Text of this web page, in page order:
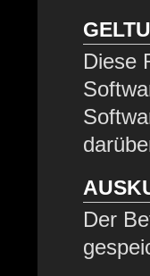
Diese
Der